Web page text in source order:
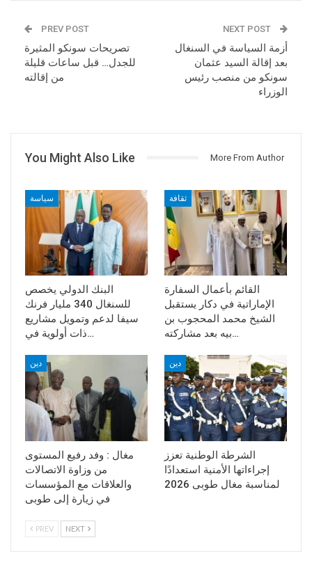
PREV POST
تصريحات سونكو المثيرة
للجدل… قبل ساعات قليلة
من إقالته
NEXT POST
أزمة السياسة في السنغال
بعد إقالة السيد عثمان
سونكو من منصب رئيس
الوزراء
You Might Also Like More From Author
سياسة
البنك الدولي يخصص
للسنغال 340 مليار فرنك
سيفا لدعم وتمويل مشاريع
ذات أولوية في…
ثقافة
القائم بأعمال السفارة
الإماراتية في دكار يستقبل
الشيخ محمد المحجوب بن
بيه بعد مشاركته…
دين
مغال : وفد رفيع المستوى
من وزاوة الاتصالات
والعلاقات مع المؤسسات
في زيارة إلى طوبى
دين
الشرطة الوطنية تعزز
إجراءاتها الأمنية استعدادًا
لمناسبة مغال طوبى 2026
PREV NEXT